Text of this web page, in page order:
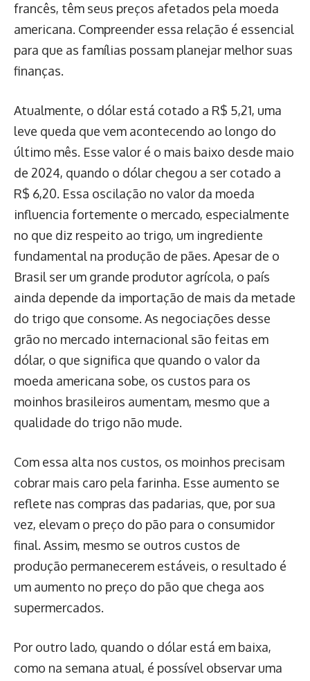
francês, têm seus preços afetados pela moeda
americana. Compreender essa relação é essencial
para que as famílias possam planejar melhor suas
finanças.
Atualmente, o dólar está cotado a R$ 5,21, uma
leve queda que vem acontecendo ao longo do
último mês. Esse valor é o mais baixo desde maio
de 2024, quando o dólar chegou a ser cotado a
R$ 6,20. Essa oscilação no valor da moeda
influencia fortemente o mercado, especialmente
no que diz respeito ao trigo, um ingrediente
fundamental na produção de pães. Apesar de o
Brasil ser um grande produtor agrícola, o país
ainda depende da importação de mais da metade
do trigo que consome. As negociações desse
grão no mercado internacional são feitas em
dólar, o que significa que quando o valor da
moeda americana sobe, os custos para os
moinhos brasileiros aumentam, mesmo que a
qualidade do trigo não mude.
Com essa alta nos custos, os moinhos precisam
cobrar mais caro pela farinha. Esse aumento se
reflete nas compras das padarias, que, por sua
vez, elevam o preço do pão para o consumidor
final. Assim, mesmo se outros custos de
produção permanecerem estáveis, o resultado é
um aumento no preço do pão que chega aos
supermercados.
Por outro lado, quando o dólar está em baixa,
como na semana atual, é possível observar uma